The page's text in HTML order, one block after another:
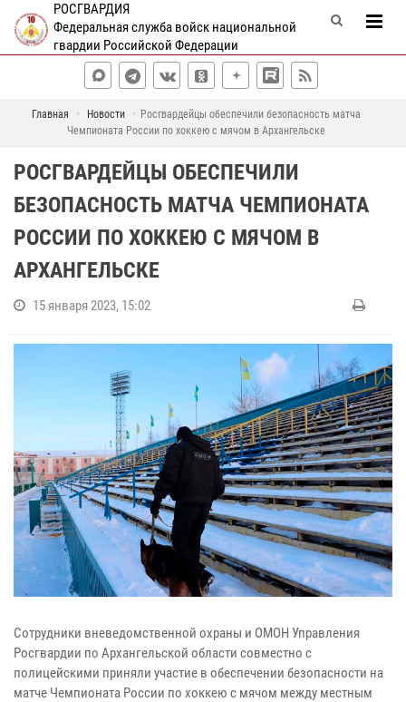
РОСГВАРДИЯ
Федеральная служба войск национальной
гвардии Российской Федерации
Главная Новости
Росгвардейцы обеспечили безопасность матча
Чемпионата России по хоккею с мячом в Архангельске
РОСГВАРДЕЙЦЫ ОБЕСПЕЧИЛИ
БЕЗОПАСНОСТЬ МАТЧА ЧЕМПИОНАТА
РОССИИ ПО ХОККЕЮ С МЯЧОМ В
АРХАНГЕЛЬСКЕ
15 января 2023, 15:02
Сотрудники вневедомственной охраны и ОМОН Управления
Росгвардии по Архангельской области совместно с
полицейскими приняли участие в обеспечении безопасности на
матче Чемпионата России по хоккею с мячом между местным